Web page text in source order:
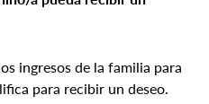
ingresos de la familia para
para recibir un deseo.